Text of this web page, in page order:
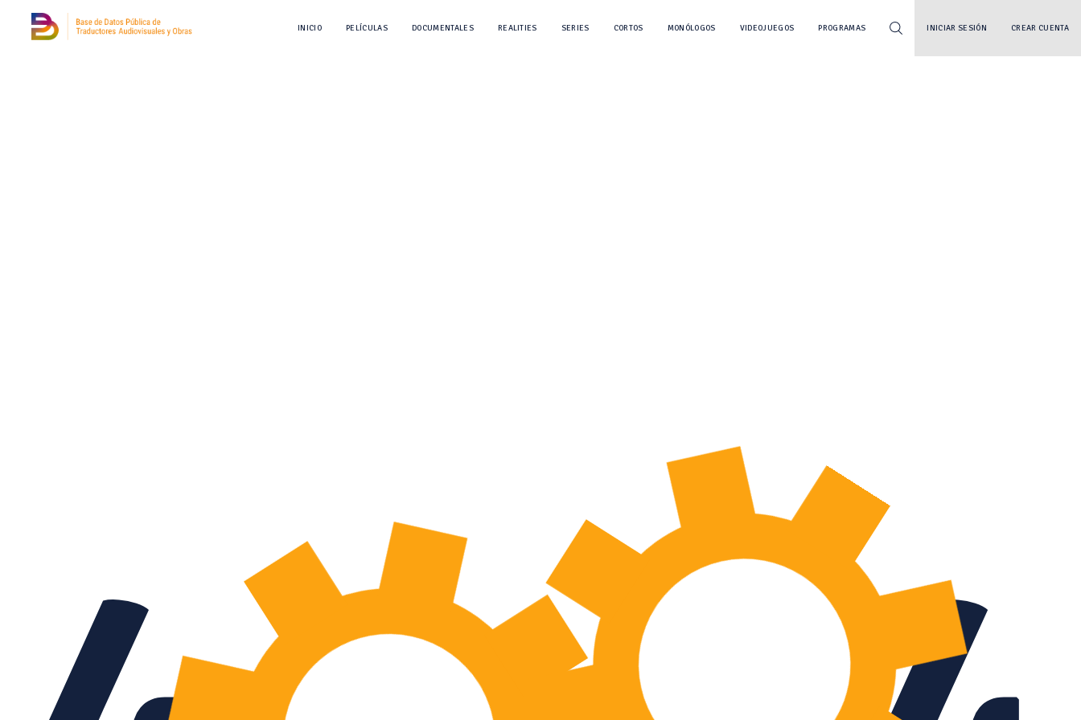
INICIO PELÍCULAS DOCUMENTALES REALITIES SERIES CORTOS MONÓLOGOS VIDEOJUEGOS PROGRAMAS INICIAR SESIÓN CREAR CUENTA